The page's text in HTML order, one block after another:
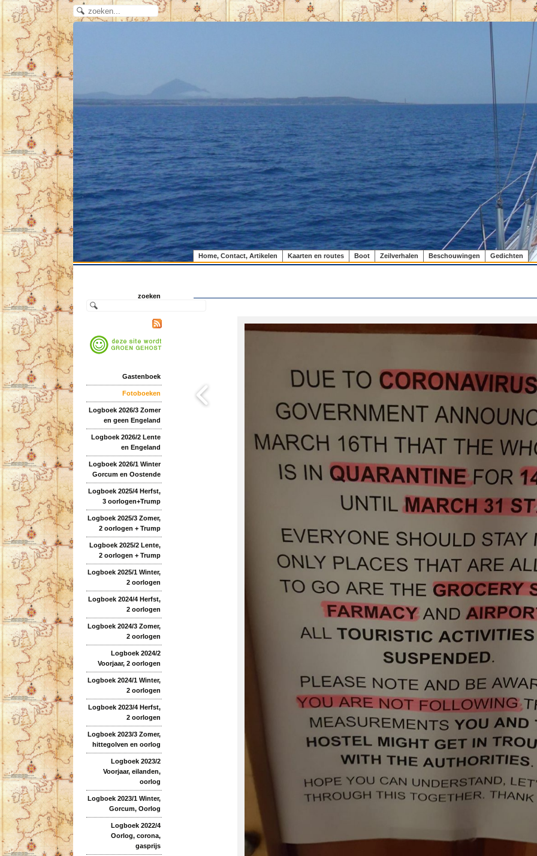
Home, Contact, Artikelen Kaarten en routes Boot Zeilverhalen Beschouwingen Gedichten
zoeken
Gastenboek
Fotoboeken
Logboek 2026/3 Zomer
en geen Engeland
Logboek 2026/2 Lente
en Engeland
Logboek 2026/1 Winter
Gorcum en Oostende
Logboek 2025/4 Herfst,
3 oorlogen+Trump
Logboek 2025/3 Zomer,
2 oorlogen + Trump
Logboek 2025/2 Lente,
2 oorlogen + Trump
Logboek 2025/1 Winter,
2 oorlogen
Logboek 2024/4 Herfst,
2 oorlogen
Logboek 2024/3 Zomer,
2 oorlogen
Logboek 2024/2
Voorjaar, 2 oorlogen
Logboek 2024/1 Winter,
2 oorlogen
Logboek 2023/4 Herfst,
2 oorlogen
Logboek 2023/3 Zomer,
hittegolven en oorlog
Logboek 2023/2
Voorjaar, eilanden,
oorlog
Logboek 2023/1 Winter,
Gorcum, Oorlog
Logboek 2022/4
Oorlog, corona,
gasprijs